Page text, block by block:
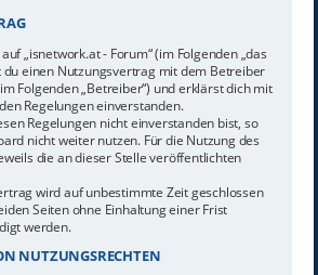
„isnetwork.at - Forum“ (im Folgenden „das
du einen Nutzungsvertrag mit dem Betreiber
Folgenden „Betreiber“) und erklärst dich mit
Regelungen einverstanden.
Regelungen nicht einverstanden bist, so
nicht weiter nutzen. Für die Nutzung des
die an dieser Stelle veröffentlichten
wird auf unbestimmte Zeit geschlossen
Seiten ohne Einhaltung einer Frist
werden.
NUTZUNGSRECHTEN